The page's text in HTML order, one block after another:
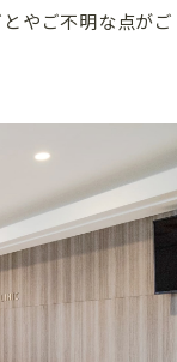
やご不明な点がご